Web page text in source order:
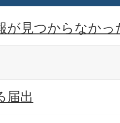
が見つからなか
届出